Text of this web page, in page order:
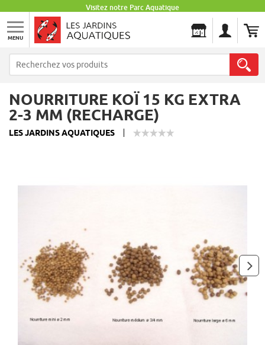
Visitez notre Parc Aquatique
MENU
NOURRITURE KOÏ 15 KG EXTRA
2-3 MM (RECHARGE)
LES JARDINS AQUATIQUES